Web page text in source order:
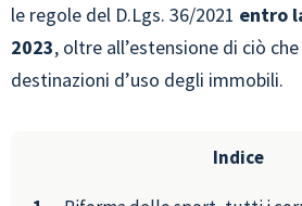
le regole del D.Lgs. 36/2021 entro
2023, oltre all’estensione di ciò
destinazioni d’uso degli immobili.
Indice